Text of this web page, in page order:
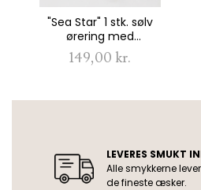
"Sea Star" 1 stk. sølv
ørering med
søstjerner
149,00 kr.
LEVERES SMUKT
Alle smykkerne
de fineste æsker.